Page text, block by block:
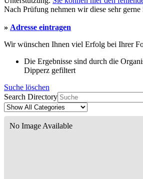
Nach Prüfung nehmen wir diese sehr
» Adresse eintragen
Wir wünschen Ihnen viel Erfolg bei Ihrer
Die Ergebnisse sind durch die
Dipperz gefiltert
Suche löschen
Search Directory
No Image Available